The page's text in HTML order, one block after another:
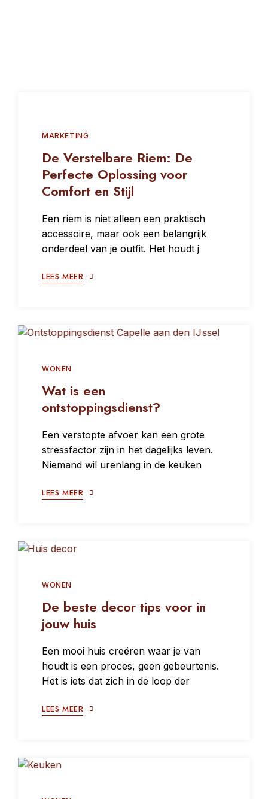
MARKETING
De Verstelbare Riem: De
Perfecte Oplossing voor
Comfort en Stijl
Een riem is niet alleen een praktisch
accessoire, maar ook een belangrijk
onderdeel van je outfit. Het houdt j
LEES MEER
WONEN
Wat is een
ontstoppingsdienst?
Een verstopte afvoer kan een grote
stressfactor zijn in het dagelijks leven.
Niemand wil urenlang in de keuken
LEES MEER
WONEN
De beste decor tips voor in
jouw huis
Een mooi huis creëren waar je van
houdt is een proces, geen gebeurtenis.
Het is iets dat zich in de loop der
LEES MEER